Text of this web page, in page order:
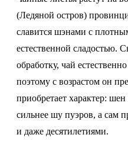
(Ледяной остров)
славится шэнами с
естественной
обработку, чай
поэтому с возрастом он
приобретает характер:
сильнее шу пуэров, а сам
и даже десятилетиями.